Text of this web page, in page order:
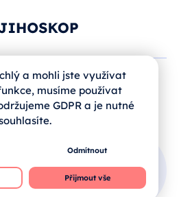
uživatele
se registrovat?
a mohli jste využívat
musíme používat
GDPR a je nutné
Odmítnout
Přijmout vše